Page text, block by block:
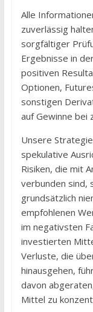
Alle
zuverlässig
sorgfältiger
Ergebnisse in
positiven
Optionen,
sonstigen
auf Gewinne bei
Unsere
spekulative
Risiken, die mit
verbunden sind,
grundsätzlich
empfohlenen
im negativsten
investierten
Verluste, die
hinausgehen,
davon
Mittel zu